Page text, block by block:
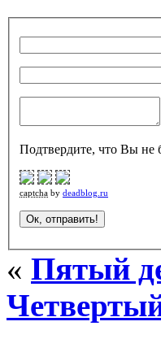
Подтвердите, что Вы не
captcha by deadblog.ru
« Пятый